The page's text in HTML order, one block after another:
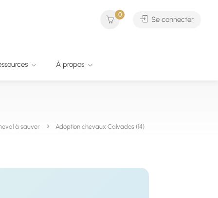
À propos
0
Se connecter
à sauver Adoption chevaux Calvados (14)